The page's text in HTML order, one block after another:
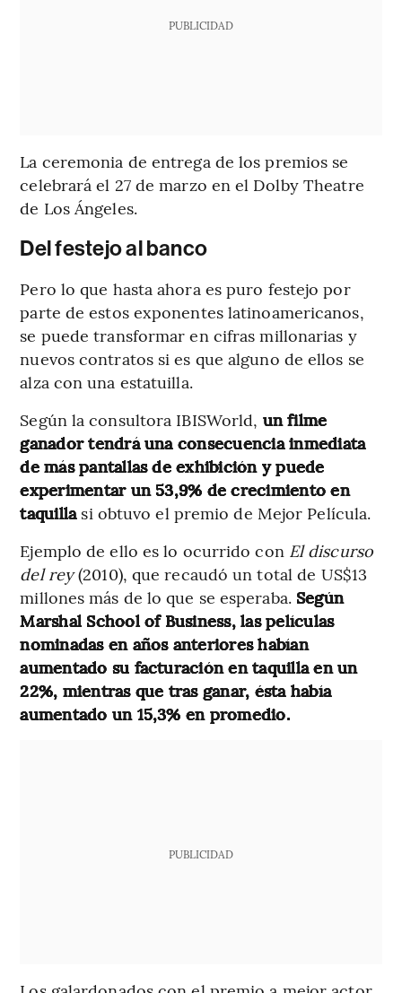
PUBLICIDAD
La ceremonia de entrega de los premios se
celebrará el 27 de marzo en el Dolby Theatre
de Los Ángeles.
Del festejo al banco
Pero lo que hasta ahora es puro festejo por
parte de estos exponentes latinoamericanos,
se puede transformar en cifras millonarias y
nuevos contratos si es que alguno de ellos se
alza con una estatuilla.
Según la consultora IBISWorld, un filme
ganador tendrá una consecuencia inmediata
de más pantallas de exhibición y puede
experimentar un 53,9% de crecimiento en
taquillasi obtuvo el premio de Mejor Película.
Ejemplo de ello es lo ocurrido con El discurso
del rey(2010), que recaudó un total de US$13
millones más de lo que se esperaba. Según
Marshal School of Business, las películas
nominadas en años anteriores habían
aumentado su facturación en taquilla en un
22%, mientras que tras ganar, ésta había
aumentado un 15,3% en promedio.
PUBLICIDAD